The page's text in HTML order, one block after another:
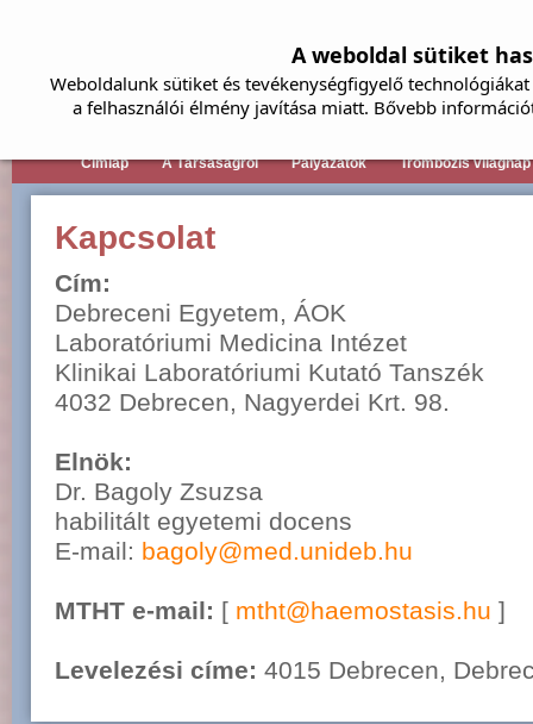
Címlap A Társaságról Pályázatok Trombózis világnap
Kapcsolat
Cím:
Debreceni Egyetem, ÁOK
Laboratóriumi Medicina Intézet
Klinikai Laboratóriumi Kutató Tanszék
4032 Debrecen, Nagyerdei Krt. 98.
Elnök:
Dr. Bagoly Zsuzsa
habilitált egyetemi docens
E-mail: bagoly@med.unideb.hu
MTHT e-mail: [ mtht@haemostasis.hu ]
Levelezési címe: 4015 Debrecen,
A weboldal sütiket
Weboldalunk sütiket és tevékenységfigyelő
a felhasználói élmény javítása miatt. Bővebb